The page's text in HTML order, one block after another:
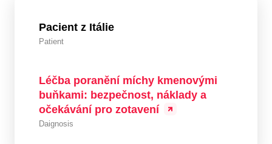
Pacient z Itálie
Patient
Léčba poranění míchy kmenovými
buňkami: bezpečnost, náklady a
očekávání pro zotavení
Daignosis